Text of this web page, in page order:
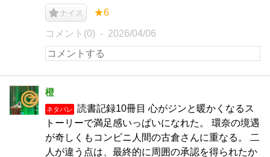
ナイス ★6
コメント(0) 2026/04/06
橙
ネタバレ
読書記録10冊目 心がジンと暖かくなるス
トーリーで満足感いっぱいになれた。 環奈の境遇
が奇しくもコンビニ人間の古倉さんに重なる。 二
人が違う点は、最終的に周囲の承認を得られたか